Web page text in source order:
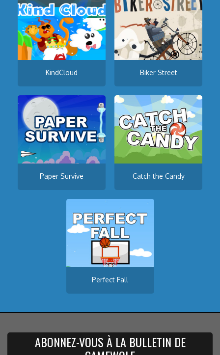
KindCloud Biker Street
Paper Survive Catch the Candy
Perfect Fall
ABONNEZ-VOUS À LA BULLETIN DE